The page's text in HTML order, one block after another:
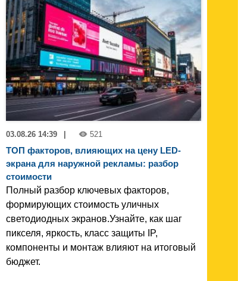
03.08.26 14:39 521
ТОП факторов, влияющих на цену LED-
экрана для наружной рекламы: разбор
стоимости
Полный разбор ключевых факторов,
формирующих стоимость уличных
светодиодных экранов.Узнайте, как шаг
пикселя, яркость, класс защиты IP,
компоненты и монтаж влияют на итоговый
бюджет.